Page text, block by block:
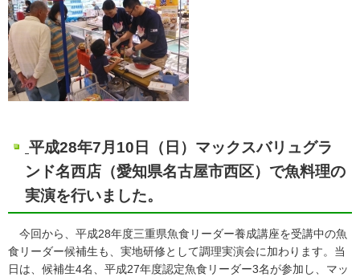
平成28年7月10日（日）マックスバリュグラ
ンド名西店（愛知県名古屋市西区）で魚料理の
実演を行いました。
今回から、平成28年度三重県魚食リーダー養成講座を受講中の魚
食リーダー候補生も、実地研修として調理実演会に加わります。当
日は、候補生4名、平成27年度認定魚食リーダー3名が参加し、マッ